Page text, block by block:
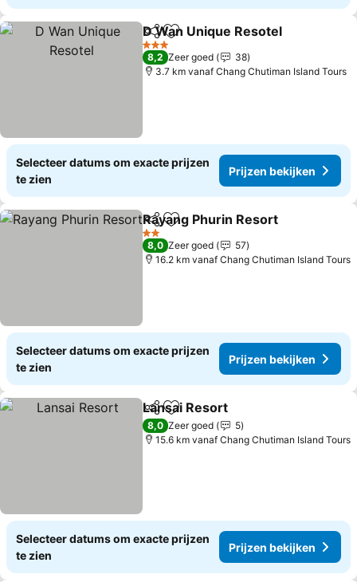
DelenToevoegen aan favorieten
D Wan Unique Resotel
3 Sterren
8,2 Zeer goed
38
3.7 km vanaf Chang Chutiman Island Tours
Selecteer datums om exacte prijzen
te zien
Prijzen bekijken
DelenToevoegen aan favorieten
Rayang Phurin Resort
2 Sterren
8,0 Zeer goed
57
16.2 km vanaf Chang Chutiman Island Tours
Selecteer datums om exacte prijzen
te zien
Prijzen bekijken
DelenToevoegen aan favorieten
Lansai Resort
8,0 Zeer goed
5
15.6 km vanaf Chang Chutiman Island Tours
Selecteer datums om exacte prijzen
te zien
Prijzen bekijken